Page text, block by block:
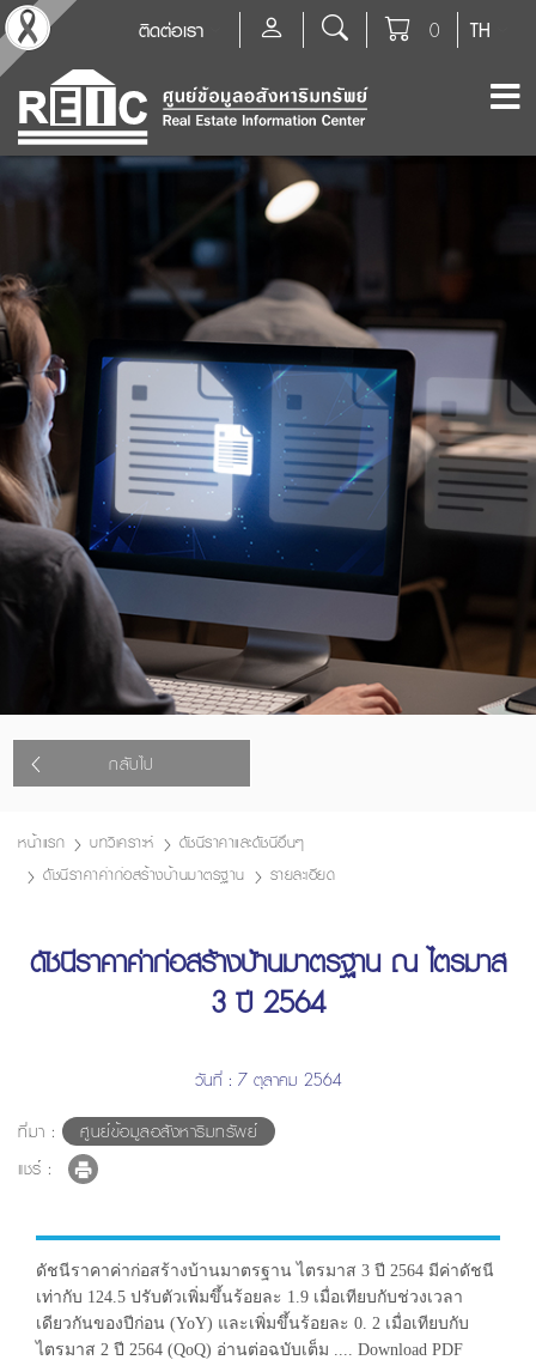
TH
0
ติดต่อเรา
กลับไป
หน้าแรก บทวิเคราะห์
ดัชนีราคาและดัชนีอื่นๆ
ดัชนีราคาค่าก่อสร้างบ้านมาตรฐาน
รายละเอียด
ดัชนีราคาค่าก่อสร้างบ้านมาตรฐาน ณ ไตรมาส
3 ปี 2564
วันที่ : 7 ตุลาคม 2564
ที่มา :
ศูนย์ข้อมูลอสังหาริมทรัพย์
แชร์ :
ดัชนีราคาค่าก่อสร้างบ้านมาตรฐาน ไตรมาส 3 ปี 2564 มีค่าดัชนี
เท่ากับ 124.5 ปรับตัวเพิ่มขึ้นร้อยละ 1.9 เมื่อเทียบกับช่วงเวลา
เดียวกันของปีก่อน (YoY) และเพิ่มขึ้นร้อยละ 0. 2 เมื่อเทียบกับ
ไตรมาส 2 ปี 2564 (QoQ) อ่านต่อฉบับเต็ม .... Download PDF